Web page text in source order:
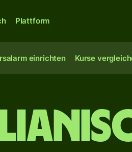
Plattform
einrichten Kurse